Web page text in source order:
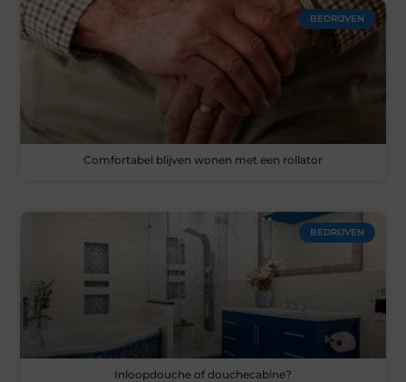
BEDRIJVEN
Comfortabel blijven wonen met een rollator
BEDRIJVEN
Inloopdouche of douchecabine?